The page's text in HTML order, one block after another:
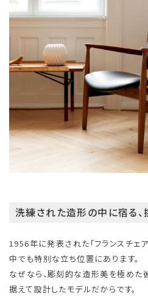
洗練された造形の中に宿る
1956年に発表された「フランスチェ
中でも特別な立ち位置にあります。
なぜなら、彫刻的な造形美を極めた
据えて設計したモデルだからです。